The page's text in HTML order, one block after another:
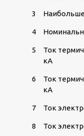
3
4
5
Ток
кА
6
Ток
кА
7 Ток
8 Ток